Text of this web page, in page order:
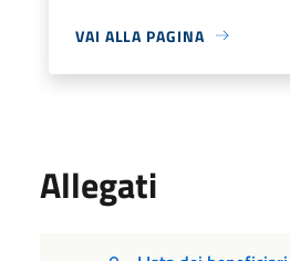
VAI ALLA PAGINA
Allegati